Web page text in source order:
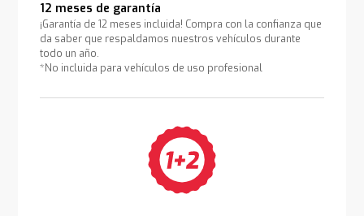
12 meses de garantía
¡Garantía de 12 meses incluida! Compra con la confianza que
da saber que respaldamos nuestros vehículos durante
todo un año.
*No incluida para vehículos de uso profesional